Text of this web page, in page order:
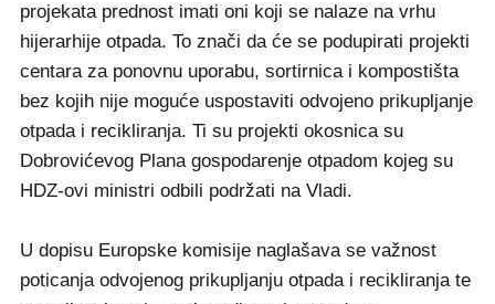
projekata prednost imati oni koji se nalaze na vrhu
hijerarhije otpada. To znači da će se podupirati projekti
centara za ponovnu uporabu, sortirnica i kompostišta
bez kojih nije moguće uspostaviti odvojeno prikupljanje
otpada i recikliranja. Ti su projekti okosnica su
Dobrovićevog Plana gospodarenje otpadom kojeg su
HDZ-ovi ministri odbili podržati na Vladi.
U dopisu Europske komisije naglašava se važnost
poticanja odvojenog prikupljanju otpada i recikliranja te